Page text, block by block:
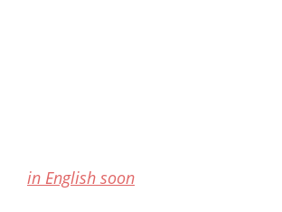
in English soon